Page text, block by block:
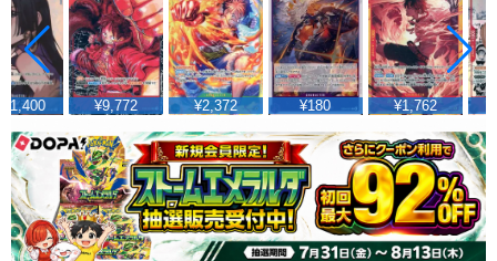
¥9,772 ¥2,372 ¥180 ¥1,762